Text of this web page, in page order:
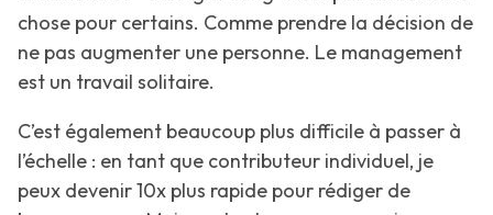
chose pour certains. Comme prendre la décision de
ne pas augmenter une personne. Le management
est un travail solitaire.
C’est également beaucoup plus difficile à passer à
l’échelle : en tant que contributeur individuel, je
peux devenir 10x plus rapide pour rédiger de